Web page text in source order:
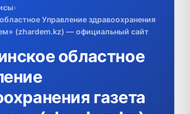
›
Управление здравоохранения
(zhardem.kz) — официальный сайт
областное
газета